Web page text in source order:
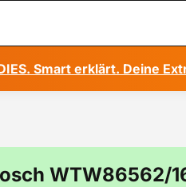
Smart erklärt. Deine
WTW86562/